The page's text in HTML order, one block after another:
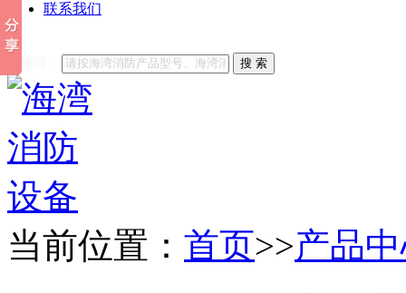
联系我们
他们都在搜索:
搜 索
当前位置： 首页>>产品